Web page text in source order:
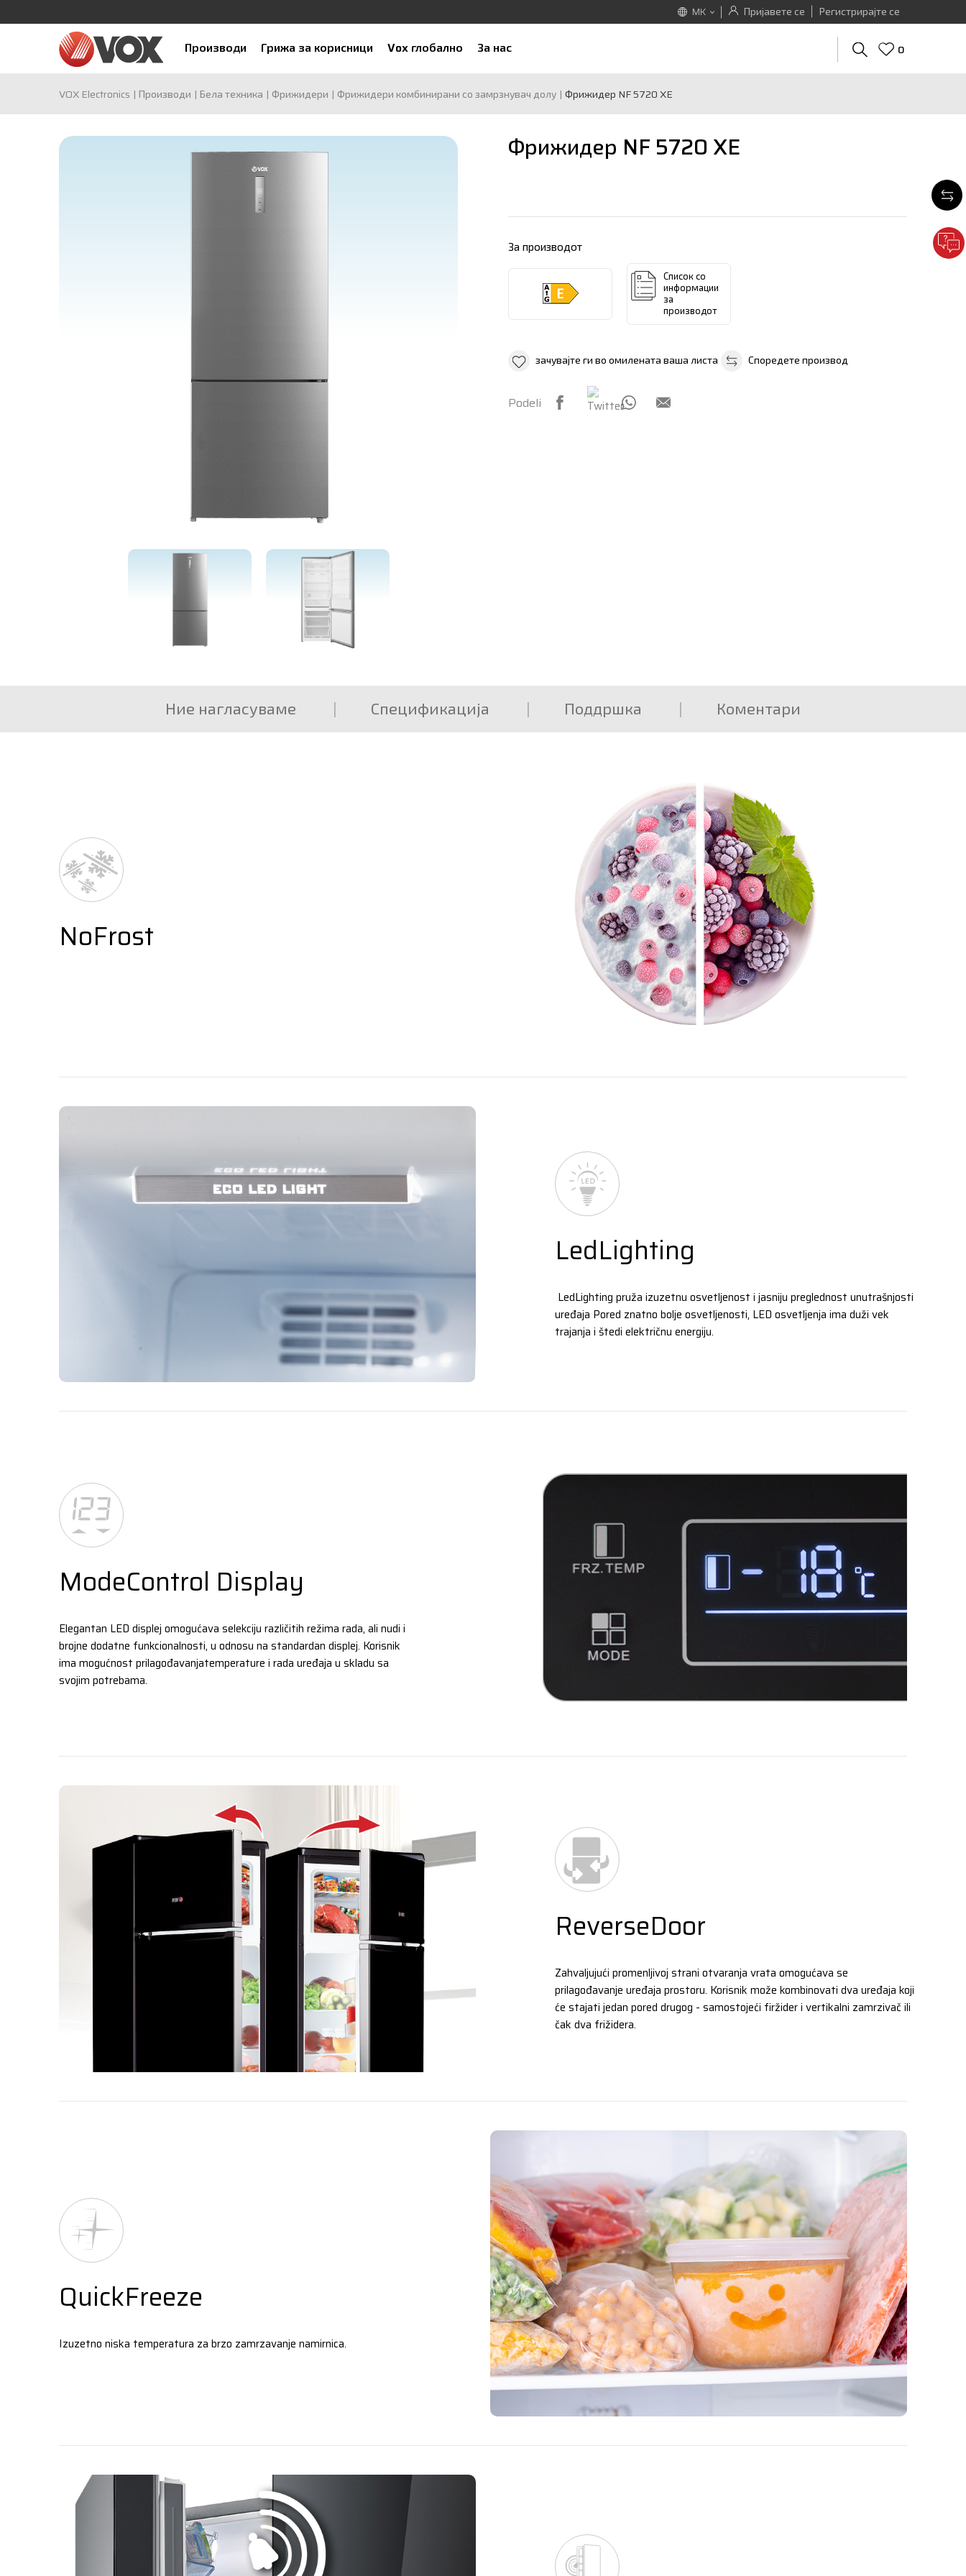
Пријавете се Регистрирајте се
MK
Производи Грижа за корисници Vox глобално За нас 0
VOX Electronics Производи Бела техника Фрижидери Фрижидери комбинирани со замрзнувач долу Фрижидер NF 5720 XE
Фрижидер NF 5720 XE
За производот
Список со
информации
за
производот
зачувајте ги во омилената ваша листа Споредете производ
Podeli
Ние нагласуваме Спецификација Поддршка Коментари
NoFrost
LedLighting
LedLighting pruža izuzetnu osvetljenost i jasniju preglednost unutrašnjosti
uređaja Pored znatno bolje osvetljenosti, LED osvetljenja ima duži vek
trajanja i štedi električnu energiju.
ModeControl Display
Elegantan LED displej omogućava selekciju različitih režima rada, ali nudi i
brojne dodatne funkcionalnosti, u odnosu na standardan displej. Korisnik
ima mogućnost prilagođavanjatemperature i rada uređaja u skladu sa
svojim potrebama.
ReverseDoor
Zahvaljujući promenljivoj strani otvaranja vrata omogućava se
prilagođavanje uređaja prostoru. Korisnik može kombinovati dva uređaja koji
će stajati jedan pored drugog - samostojeći firžider i vertikalni zamrzivač ili
čak dva frižidera.
QuickFreeze
Izuzetno niska temperatura za brzo zamrzavanje namirnica.